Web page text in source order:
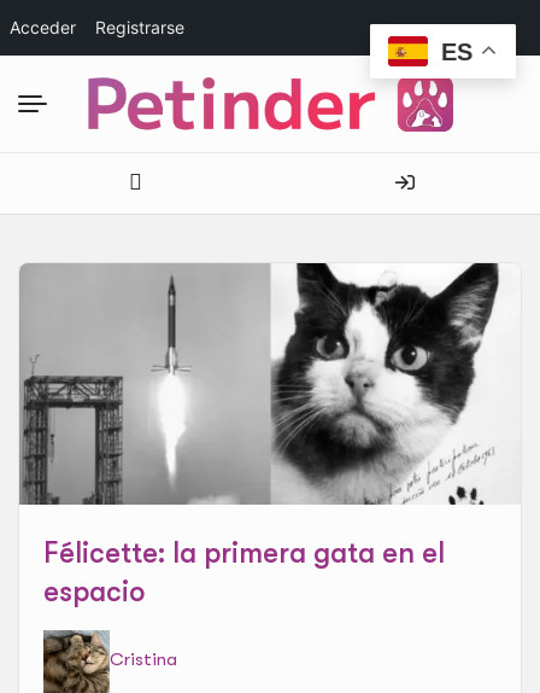
Acceder Registrarse
Félicette: la primera gata en el
espacio
Cristina
ES